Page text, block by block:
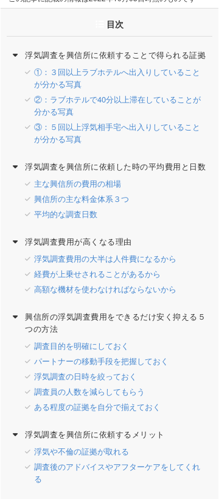
目次
浮気調査を興信所に依頼することで得られる証拠
①：３回以上ラブホテルへ出入りしていること
が分かる写真
②：ラブホテルで40分以上滞在していることが
分かる写真
③：５回以上浮気相手宅へ出入りしていること
が分かる写真
浮気調査を興信所に依頼した時の平均費用と日数
主な興信所の費用の相場
興信所の主な料金体系３つ
平均的な調査日数
浮気調査費用が高くなる理由
浮気調査費用の大半は人件費になるから
経費が上乗せされることがあるから
高額な機材を使わなければならないから
興信所の浮気調査費用をできるだけ安く抑える５
つの方法
調査目的を明確にしておく
パートナーの移動手段を把握しておく
浮気調査の日時を絞っておく
調査員の人数を減らしてもらう
ある程度の証拠を自分で揃えておく
浮気調査を興信所に依頼するメリット
浮気や不倫の証拠が取れる
調査後のアドバイスやアフターケアをしてくれ
る